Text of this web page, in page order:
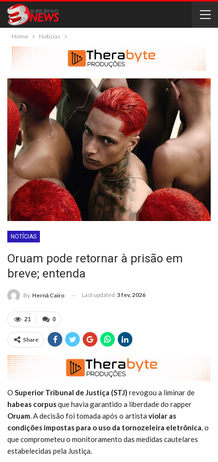
Home Notícias
NOTÍCIAS
Oruam pode retornar à prisão em
breve; entenda
By Hernã Cairo Last updated 3 fev, 2026
0
21
Share
O Superior Tribunal de Justiça (STJ) revogou a liminar de
habeas corpusque havia garantido a liberdade do rapper
Oruam. A decisão foi tomada após o artista violar as
condições impostas para o uso da tornozeleira eletrônica, o
que comprometeu o monitoramento das medidas cautelares
estabelecidas pela Justiça.